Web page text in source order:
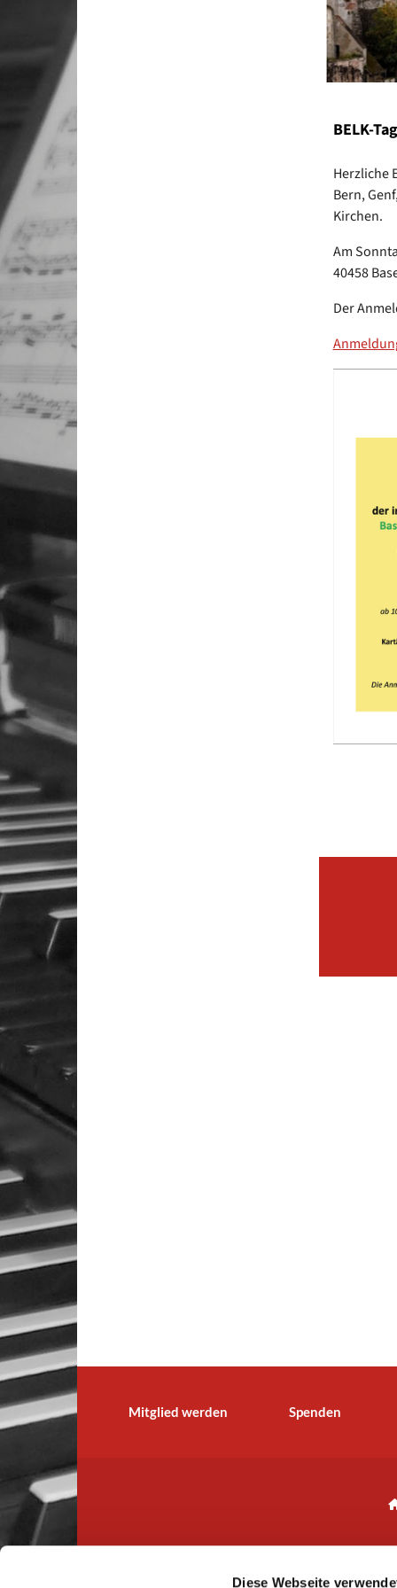
Diese Webseite
BELK-
Herzliche
Bern,
Kirchen.
Am
40458
Der
Mitglied werden Spenden